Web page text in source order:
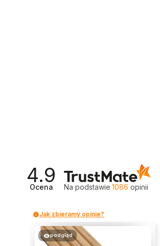
4.9
Ocena Na podstawie 1086 opinii
Jak zbieramy opinie?
podgląd